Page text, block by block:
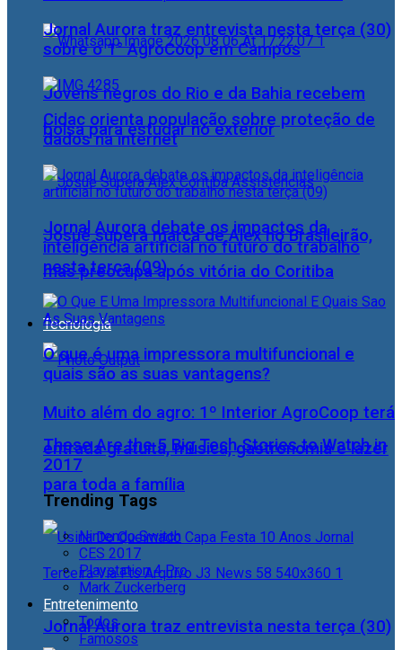
Jovens negros do Rio e da Bahia recebem
bolsa para estudar no exterior
Josué supera marca de Alex no Brasileirão,
mas preocupa após vitória do Coritiba
Tecnologia
Muito além do agro: 1º Interior AgroCoop terá
entrada gratuita, música, gastronomia e lazer
para toda a família
Jornal Aurora traz entrevista nesta terça (30)
Jornal Aurora traz entrevista nesta terça (30)
sobre o 1° AgroCoop em Campos
Cidac orienta população sobre proteção de
dados na internet
Jornal Aurora debate os impactos da
inteligência artificial no futuro do trabalho
nesta terça (09)
O que é uma impressora multifuncional e
quais são as suas vantagens?
These Are the 5 Big Tech Stories to Watch in
2017
Trending Tags
Nintendo Switch
CES 2017
Playstation 4 Pro
Mark Zuckerberg
Entretenimento
Todos
Famosos